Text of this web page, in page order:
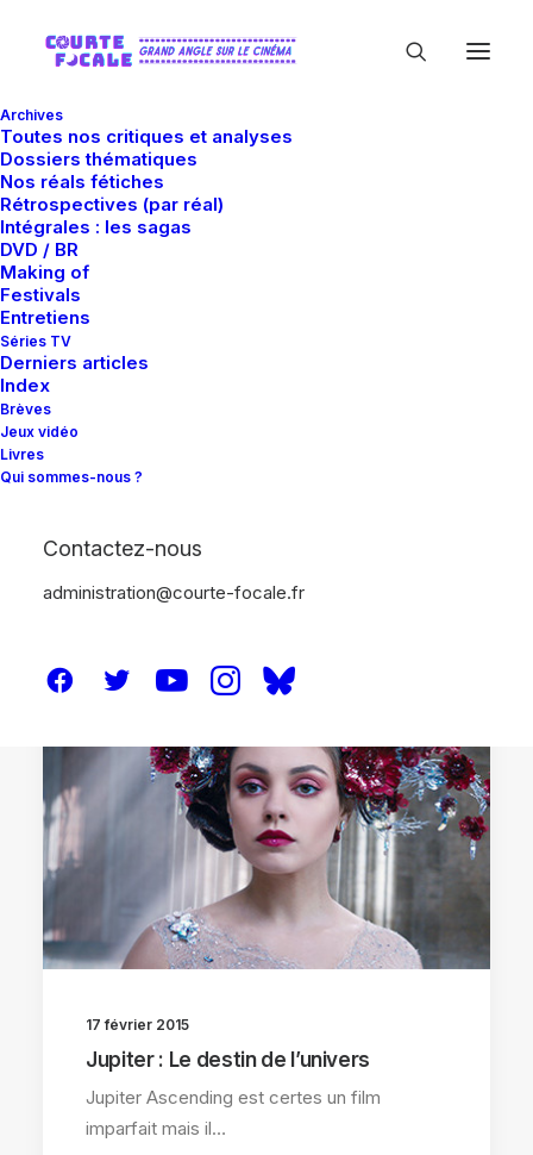
Archives
Toutes nos critiques et analyses
Dossiers thématiques
Nos réals fétiches
Rétrospectives (par réal)
Intégrales : les sagas
DVD / BR
Making of
Festivals
Entretiens
Séries TV
Derniers articles
Index
Brèves
Jeux vidéo
Livres
Qui sommes-nous ?
Contactez-nous
administration@courte-focale.fr
17 février 2015
Jupiter : Le destin de l’univers
Jupiter Ascending est certes un film
imparfait mais il…